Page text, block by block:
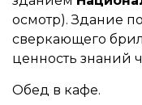
осмотр). Здание
сверкающего
ценность знаний
Обед в кафе.